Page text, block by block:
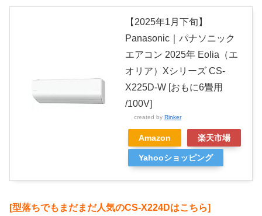
【2025年1月下旬】
Panasonic｜パナソニック
エアコン 2025年 Eolia（エ
オリア）Xシリーズ CS-
X225D-W [おもに6畳用
/100V]
created by Rinker
Amazon 楽天市場
Yahooショッピング
[型落ちでもまだまだ人気のCS-X224Dはこちら]